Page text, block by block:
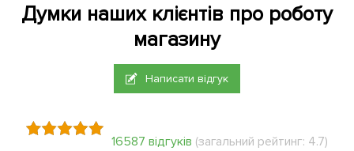
Думки наших клієнтів про роботу
магазину
Написати відгук
16587 відгуків (загальний рейтинг: 4.7)